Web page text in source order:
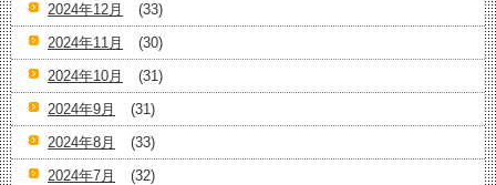
2024年12月
(33)
2024年11月
(30)
2024年10月
(31)
2024年9月
(31)
2024年8月
(33)
2024年7月
(32)